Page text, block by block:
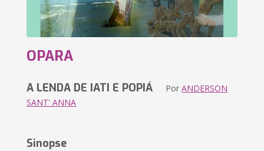
OPARA
A LENDA DE IATI E POPIÁ PorANDERSON
SANT' ANNA
Sinopse